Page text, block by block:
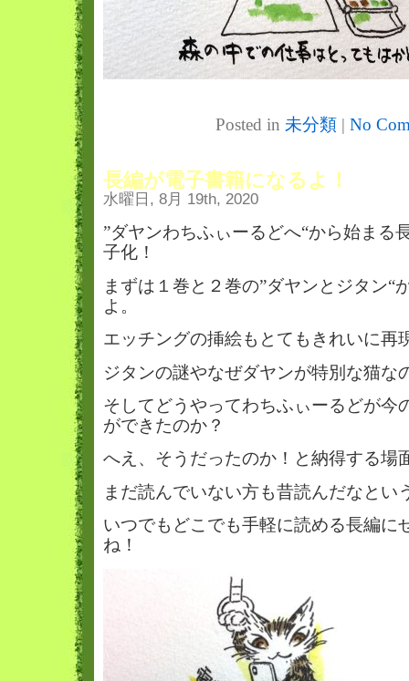
Posted in 未分類 | No
長編が電子書籍になるよ！
水曜日, 8月 19th, 2020
”ダヤンわちふぃーるどへ“から始まる
子化！
まずは１巻と２巻の”ダヤンとジタン“
よ。
エッチングの挿絵もとてもきれいに再
ジタンの謎やなぜダヤンが特別な猫な
そしてどうやってわちふぃーるどが今
ができたのか？
へえ、そうだったのか！と納得する場
まだ読んでいない方も昔読んだなとい
いつでもどこでも手軽に読める長編に
ね！